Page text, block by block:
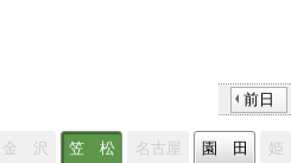
前日
金 沢 笠 松 名古屋 園 田